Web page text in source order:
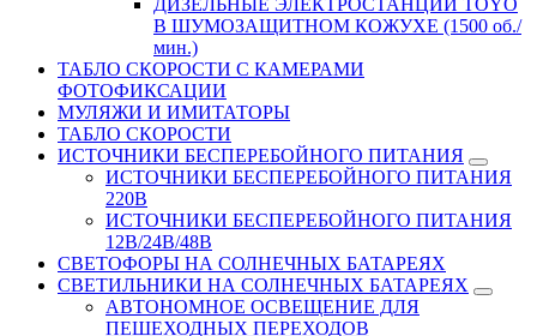
В ШУМОЗАЩИТНОМ КОЖУХЕ (1500 об./
мин.)
ТАБЛО СКОРОСТИ С КАМЕРАМИ
ФОТОФИКСАЦИИ
МУЛЯЖИ И ИМИТАТОРЫ
ТАБЛО СКОРОСТИ
ИСТОЧНИКИ БЕСПЕРЕБОЙНОГО ПИТАНИЯ
ИСТОЧНИКИ БЕСПЕРЕБОЙНОГО ПИТАНИЯ
220В
ИСТОЧНИКИ БЕСПЕРЕБОЙНОГО ПИТАНИЯ
12В/24В/48В
СВЕТОФОРЫ НА СОЛНЕЧНЫХ БАТАРЕЯХ
СВЕТИЛЬНИКИ НА СОЛНЕЧНЫХ БАТАРЕЯХ
АВТОНОМНОЕ ОСВЕЩЕНИЕ ДЛЯ
ПЕШЕХОДНЫХ ПЕРЕХОДОВ